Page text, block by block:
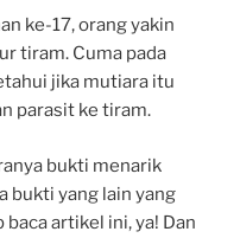
ke-17, orang yakin
tiram. Cuma pada
jika mutiara itu
parasit ke tiram.
bukti menarik
bukti yang lain yang
artikel ini, ya! Dan